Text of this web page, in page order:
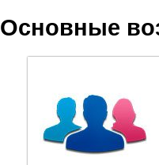
Основные